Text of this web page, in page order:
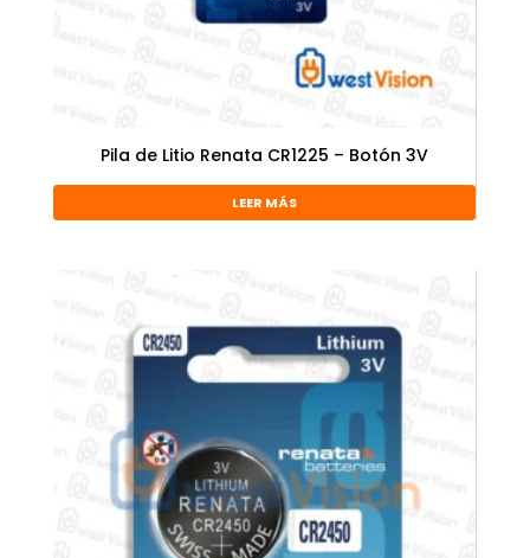
Pila de Litio Renata CR1225 – Botón 3V
LEER MÁS